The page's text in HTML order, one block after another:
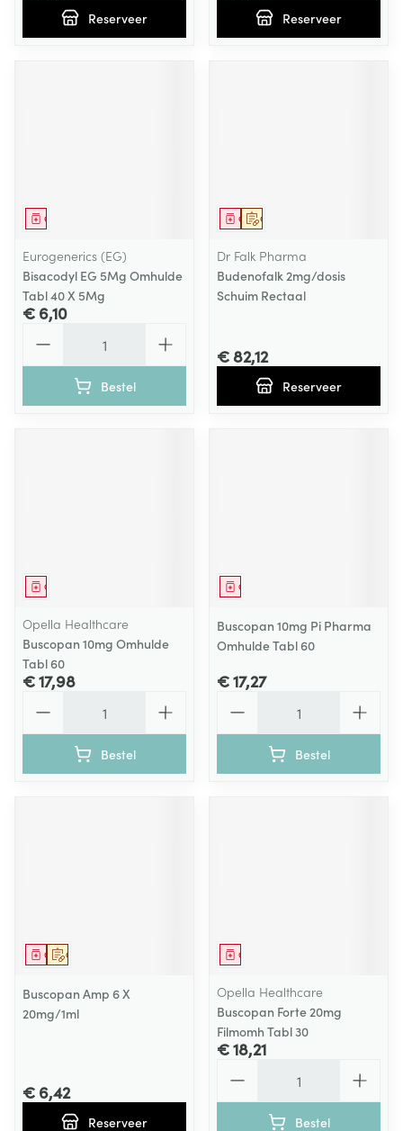
Reserveer Reserveer
Geneesmiddel
Eurogenerics (EG)
Bisacodyl EG 5Mg Omhulde
Tabl 40 X 5Mg
€ 6,10
Bestel
Op voorschrift
Geneesmiddel
Dr Falk Pharma
Budenofalk 2mg/dosis
Schuim Rectaal
€ 82,12
Reserveer
Geneesmiddel
Opella Healthcare
Buscopan 10mg Omhulde
Tabl 60
€ 17,98
Bestel
Geneesmiddel
Buscopan 10mg Pi Pharma
Omhulde Tabl 60
€ 17,27
Bestel
Op voorschrift
Geneesmiddel
Buscopan Amp 6 X
20mg/1ml
€ 6,42
Reserveer
Geneesmiddel
Opella Healthcare
Buscopan Forte 20mg
Filmomh Tabl 30
€ 18,21
Bestel